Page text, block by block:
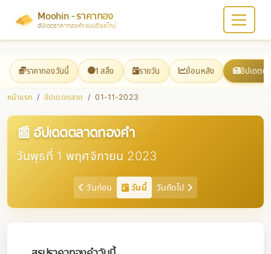
Moohin - ราคาทอง
อัปเดตราคาทองคำแบบเรียลไทม์
ราคาทองวันนี้ 1 สลึง รายวัน ย้อนหลัง อัปเดตต
หน้าแรก อัปเดตตลาด 01-11-2023
📰 อัปเดตตลาดทองคำ
วันพุธที่ 1 พฤศจิกายน 2023
วันก่อน วันนี้ วันถัดไป